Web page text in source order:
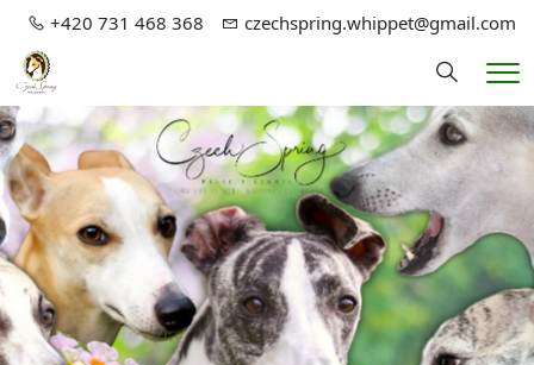
+420 731 468 368 czechspring.whippet@gmail.com
Hledání